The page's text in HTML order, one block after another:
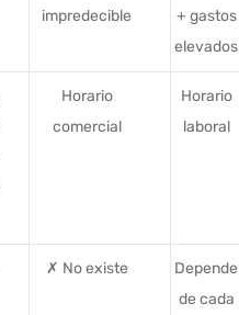
impredecible
+ gastos
elevados
Horario
comercial
Horario
laboral
✗ No existe
Depende
de cada